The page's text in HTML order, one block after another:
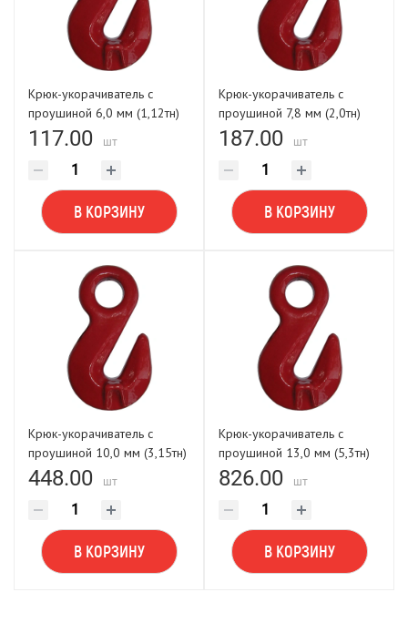
Крюк-укорачиватель с
проушиной 6,0 мм (1,12тн)
FORCE LIFTING
117.00 шт
В КОРЗИНУ
Крюк-укорачиватель с
проушиной 7,8 мм (2,0тн)
FORCE LIFTING
187.00 шт
В КОРЗИНУ
Крюк-укорачиватель с
проушиной 10,0 мм (3,15тн)
FORCE LIFTING
448.00 шт
В КОРЗИНУ
Крюк-укорачиватель с
проушиной 13,0 мм (5,3тн)
FORCE LIFTING
826.00 шт
В КОРЗИНУ